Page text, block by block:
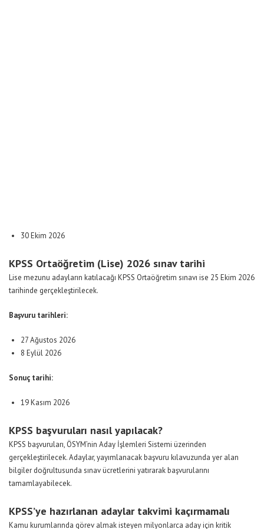
30 Ekim 2026
KPSS Ortaöğretim (Lise) 2026 sınav tarihi
Lise mezunu adayların katılacağı KPSS Ortaöğretim sınavı ise 25 Ekim 2026
tarihinde gerçekleştirilecek.
Başvuru tarihleri:
27 Ağustos 2026
8 Eylül 2026
Sonuç tarihi:
19 Kasım 2026
KPSS başvuruları nasıl yapılacak?
KPSS başvuruları, ÖSYM’nin Aday İşlemleri Sistemi üzerinden
gerçekleştirilecek. Adaylar, yayımlanacak başvuru kılavuzunda yer alan
bilgiler doğrultusunda sınav ücretlerini yatırarak başvurularını
tamamlayabilecek.
KPSS’ye hazırlanan adaylar takvimi kaçırmamalı
Kamu kurumlarında görev almak isteyen milyonlarca aday için kritik